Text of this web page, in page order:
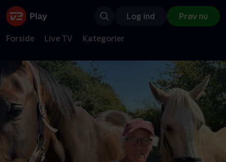
Log ind Prøv nu
Forside Live TV Kategorier